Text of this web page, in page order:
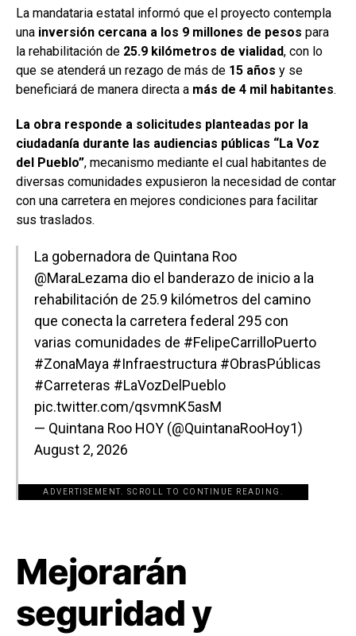
La mandataria estatal informó que el proyecto contempla
una inversión cercana a los 9 millones de pesos para
la rehabilitación de 25.9 kilómetros de vialidad, con lo
que se atenderá un rezago de más de 15 años y se
beneficiará de manera directa a más de 4 mil habitantes.
La obra responde a solicitudes planteadas por la
ciudadanía durante las audiencias públicas “La Voz
del Pueblo”, mecanismo mediante el cual habitantes de
diversas comunidades expusieron la necesidad de contar
con una carretera en mejores condiciones para facilitar
sus traslados.
La gobernadora de Quintana Roo
@MaraLezama dio el banderazo de inicio a la
rehabilitación de 25.9 kilómetros del camino
que conecta la carretera federal 295 con
varias comunidades de #FelipeCarrilloPuerto
#ZonaMaya #Infraestructura #ObrasPúblicas
#Carreteras #LaVozDelPueblo
pic.twitter.com/qsvmnK5asM
— Quintana Roo HOY (@QuintanaRooHoy1)
August 2, 2026
ADVERTISEMENT. SCROLL TO CONTINUE READING.
[adsforwp id="243463"]
Mejorarán
seguridad y